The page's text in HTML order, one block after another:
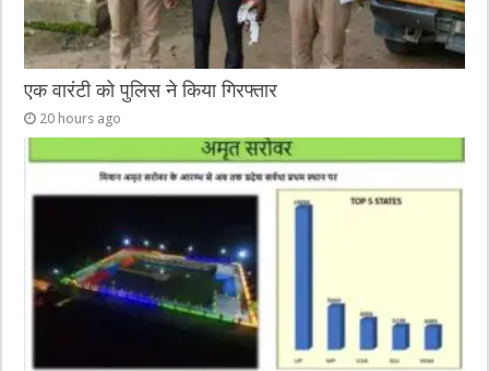
एक वारंटी को पुलिस ने किया गिरफ्तार
20 hours ago